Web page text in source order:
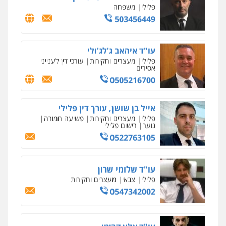
פלילי משפחה
503456449
עו"ד איהאב ג'לג'ולי
פלילי מעצרים וחקירות עורכי דין לענייני
אסירים
0505216700
אייל בן שושן, עורך דין פלילי
פלילי מעצרים וחקירות פשיעה חמורה
נוער רישום פלילי
0522763105
עו"ד שלומי שרון
פלילי צבאי מעצרים וחקירות
0547342002
עו"ד אלון קריטי